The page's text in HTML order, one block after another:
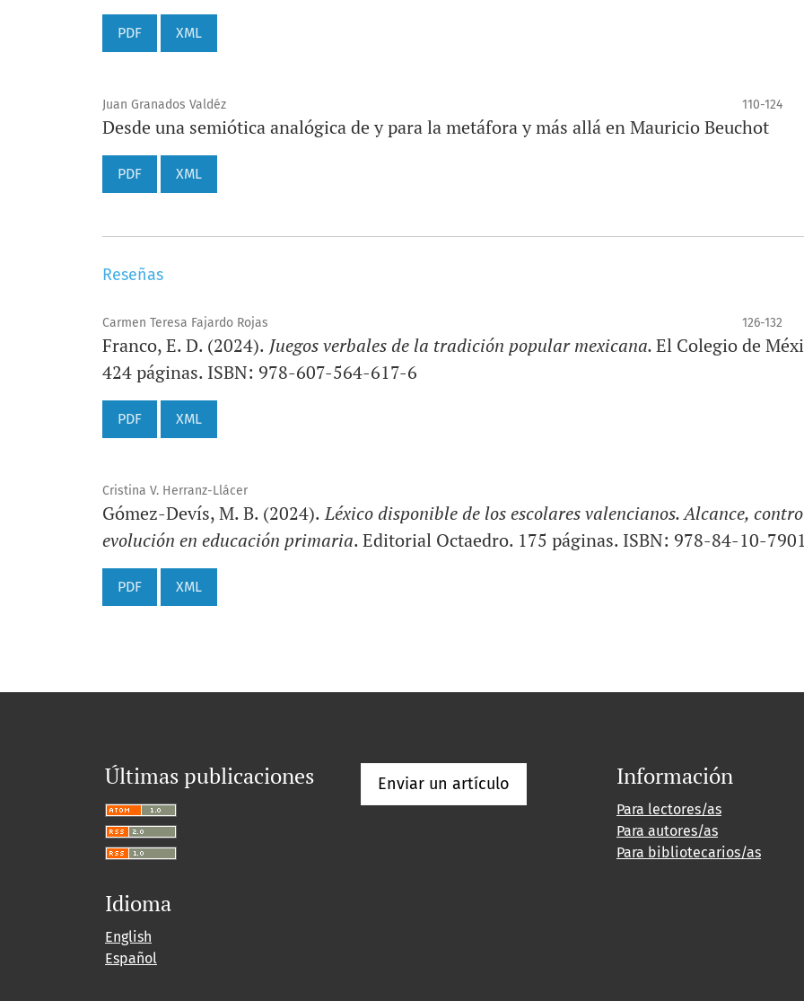
PDF XML
Juan Granados Valdéz 110-124
Desde una semiótica analógica de y para la metáfora y más allá en Mauricio Beuchot
PDF XML
Reseñas
Carmen Teresa Fajardo Rojas 126-132
Franco, E. D. (2024). Juegos verbales de la tradición popular mexicana.El Colegio de
424 páginas. ISBN: 978-607-564-617-6
PDF XML
Cristina V. Herranz-Llácer
Gómez-Devís, M. B. (2024).Léxico disponible de los escolares valencianos. Alcance,
evolución en educación primaria. Editorial Octaedro. 175 páginas. ISBN: 978-84-10-
PDF XML
Últimas publicaciones Enviar un artículo Información
Para lectores/as
Para autores/as
Para bibliotecarios/as
Idioma
English
Español